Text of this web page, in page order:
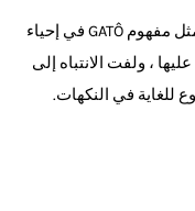
معجنات جاتو هي معجنات مغربية بحتة. يتمثل مفهوم GATÔ في إحياء
، ولفت الانتباه إلى
للغاية في النكهات.